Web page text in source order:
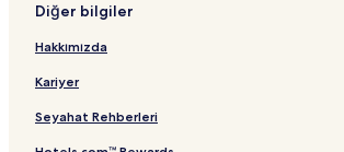
Diğer bilgiler
Hakkımızda
Kariyer
Seyahat Rehberleri